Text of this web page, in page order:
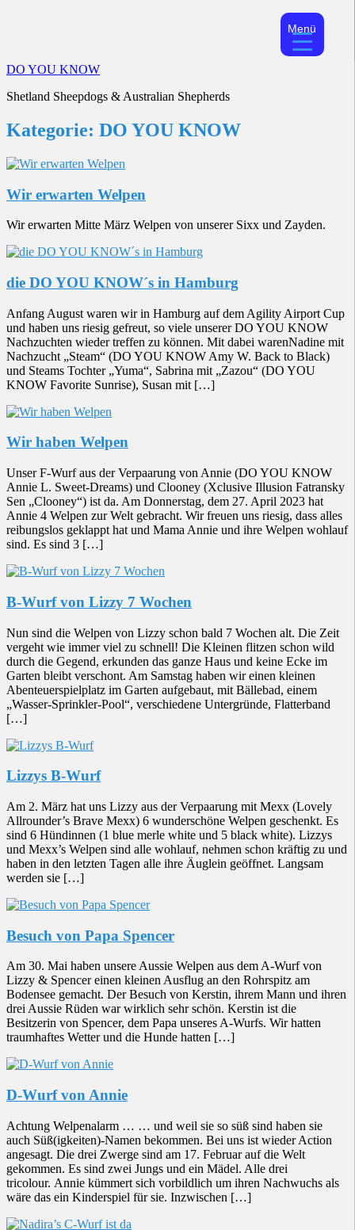
Menü
Skip
content
DO YOU KNOW
Shetland Sheepdogs & Australian Shepherds
Kategorie: DO YOU KNOW
Wir erwarten Welpen
Wir erwarten Mitte März Welpen von unserer Sixx und Zayden.
die DO YOU KNOW´s in Hamburg
Anfang August waren wir in Hamburg auf dem Agility Airport Cup
und haben uns riesig gefreut, so viele unserer DO YOU KNOW
Nachzuchten wieder treffen zu können. Mit dabei warenNadine mit
Nachzucht „Steam“ (DO YOU KNOW Amy W. Back to Black)
und Steams Tochter „Yuma“, Sabrina mit „Zazou“ (DO YOU
KNOW Favorite Sunrise), Susan mit […]
Wir haben Welpen
Unser F-Wurf aus der Verpaarung von Annie (DO YOU KNOW
Annie L. Sweet-Dreams) und Clooney (Xclusive Illusion Fatransky
Sen „Clooney“) ist da. Am Donnerstag, dem 27. April 2023 hat
Annie 4 Welpen zur Welt gebracht. Wir freuen uns riesig, dass alles
reibungslos geklappt hat und Mama Annie und ihre Welpen wohlauf
sind. Es sind 3 […]
B-Wurf von Lizzy 7 Wochen
Nun sind die Welpen von Lizzy schon bald 7 Wochen alt. Die Zeit
vergeht wie immer viel zu schnell! Die Kleinen flitzen schon wild
durch die Gegend, erkunden das ganze Haus und keine Ecke im
Garten bleibt verschont. Am Samstag haben wir einen kleinen
Abenteuerspielplatz im Garten aufgebaut, mit Bällebad, einem
„Wasser-Sprinkler-Pool“, verschiedene Untergründe, Flatterband
[…]
Lizzys B-Wurf
Am 2. März hat uns Lizzy aus der Verpaarung mit Mexx (Lovely
Allrounder’s Brave Mexx) 6 wunderschöne Welpen geschenkt. Es
sind 6 Hündinnen (1 blue merle white und 5 black white). Lizzys
und Mexx’s Welpen sind alle wohlauf, nehmen schon kräftig zu und
haben in den letzten Tagen alle ihre Äuglein geöffnet. Langsam
werden sie […]
Besuch von Papa Spencer
Am 30. Mai haben unsere Aussie Welpen aus dem A-Wurf von
Lizzy & Spencer einen kleinen Ausflug an den Rohrspitz am
Bodensee gemacht. Der Besuch von Kerstin, ihrem Mann und ihren
drei Aussie Rüden war wirklich sehr schön. Kerstin ist die
Besitzerin von Spencer, dem Papa unseres A-Wurfs. Wir hatten
traumhaftes Wetter und die Hunde hatten […]
D-Wurf von Annie
Achtung Welpenalarm … … und weil sie so süß sind haben sie
auch Süß(igkeiten)-Namen bekommen. Bei uns ist wieder Action
angesagt. Die drei Zwerge sind am 17. Februar auf die Welt
gekommen. Es sind zwei Jungs und ein Mädel. Alle drei
tricolour. Annie kümmert sich vorbildlich um ihren Nachwuchs als
wäre das ein Kinderspiel für sie. Inzwischen […]